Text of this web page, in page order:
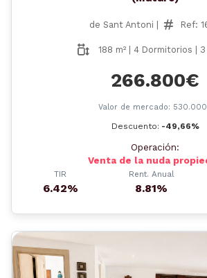
de Sant Antoni | Ref:
188 m² | 4 Dormitorios |
266.800€
Valor de mercado:
Descuento: -49,66%
Operación:
Venta de la nuda
TIR
6.42%
Rent. Anual
8.81%